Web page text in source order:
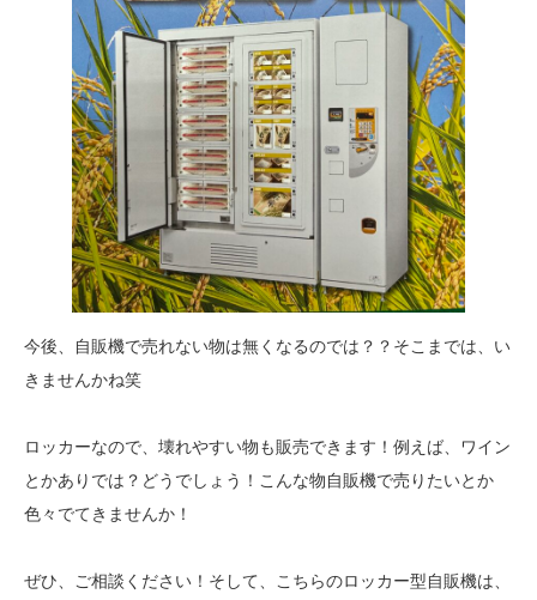
今後、自販機で売れない物は無くなるのでは？？そこまでは、い
きませんかね笑
ロッカーなので、壊れやすい物も販売できます！例えば、ワイン
とかありでは？どうでしょう！こんな物自販機で売りたいとか
色々でてきませんか！
ぜひ、ご相談ください！そして、こちらのロッカー型自販機は、